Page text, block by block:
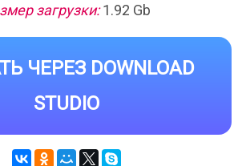
загрузки:1.92 Gb
ЧЕРЕЗ DOWNLOAD
STUDIO